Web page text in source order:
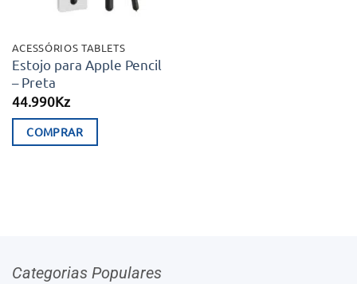
ACESSÓRIOS TABLETS
Estojo para Apple Pencil
– Preta
44.990Kz
COMPRAR
Categorias Populares